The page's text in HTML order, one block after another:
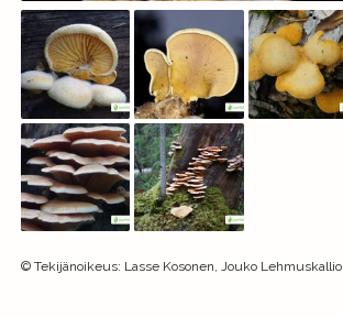
© Tekijänoikeus: Lasse Kosonen, Jouko Lehmuskallio